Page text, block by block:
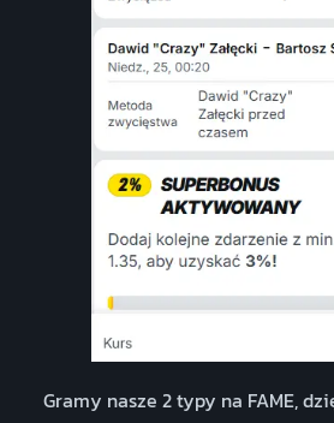
Gramy nasze 2 typy na FAME,